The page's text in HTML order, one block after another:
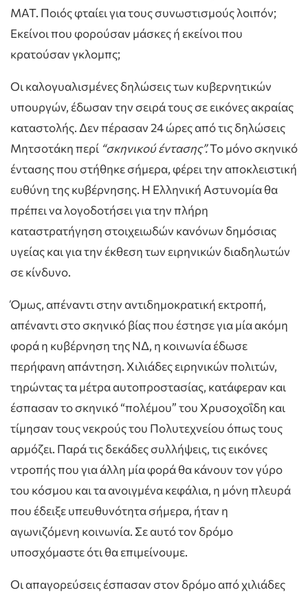
ΜΑΤ. Ποιός φταίει για τους συνωστισμούς λοιπόν;
Εκείνοι που φορούσαν μάσκες ή εκείνοι που
κρατούσαν γκλομπς;
Οι καλογυαλισμένες δηλώσεις των κυβερνητικών
υπουργών, έδωσαν την σειρά τους σε εικόνες ακραίας
καταστολής. Δεν πέρασαν 24 ώρες από τις δηλώσεις
Μητσοτάκη περί “σκηνικού έντασης”.Το μόνο σκηνικό
έντασης που στήθηκε σήμερα, φέρει την αποκλειστική
ευθύνη της κυβέρνησης. Η Ελληνική Αστυνομία θα
πρέπει να λογοδοτήσει για την πλήρη
καταστρατήγηση στοιχειωδών κανόνων δημόσιας
υγείας και για την έκθεση των ειρηνικών διαδηλωτών
σε κίνδυνο.
Όμως, απέναντι στην αντιδημοκρατική εκτροπή,
απέναντι στο σκηνικό βίας που έστησε για μία ακόμη
φορά η κυβέρνηση της ΝΔ, η κοινωνία έδωσε
περήφανη απάντηση. Χιλιάδες ειρηνικών πολιτών,
τηρώντας τα μέτρα αυτοπροστασίας, κατάφεραν και
έσπασαν το σκηνικό “πολέμου” του Χρυσοχοΐδη και
τίμησαν τους νεκρούς του Πολυτεχνείου όπως τους
αρμόζει. Παρά τις δεκάδες συλλήψεις, τις εικόνες
ντροπής που για άλλη μία φορά θα κάνουν τον γύρο
του κόσμου και τα ανοιγμένα κεφάλια, η μόνη πλευρά
που έδειξε υπευθυνότητα σήμερα, ήταν η
αγωνιζόμενη κοινωνία. Σε αυτό τον δρόμο
υποσχόμαστε ότι θα επιμείνουμε.
Οι απαγορεύσεις έσπασαν στον δρόμο από χιλιάδες